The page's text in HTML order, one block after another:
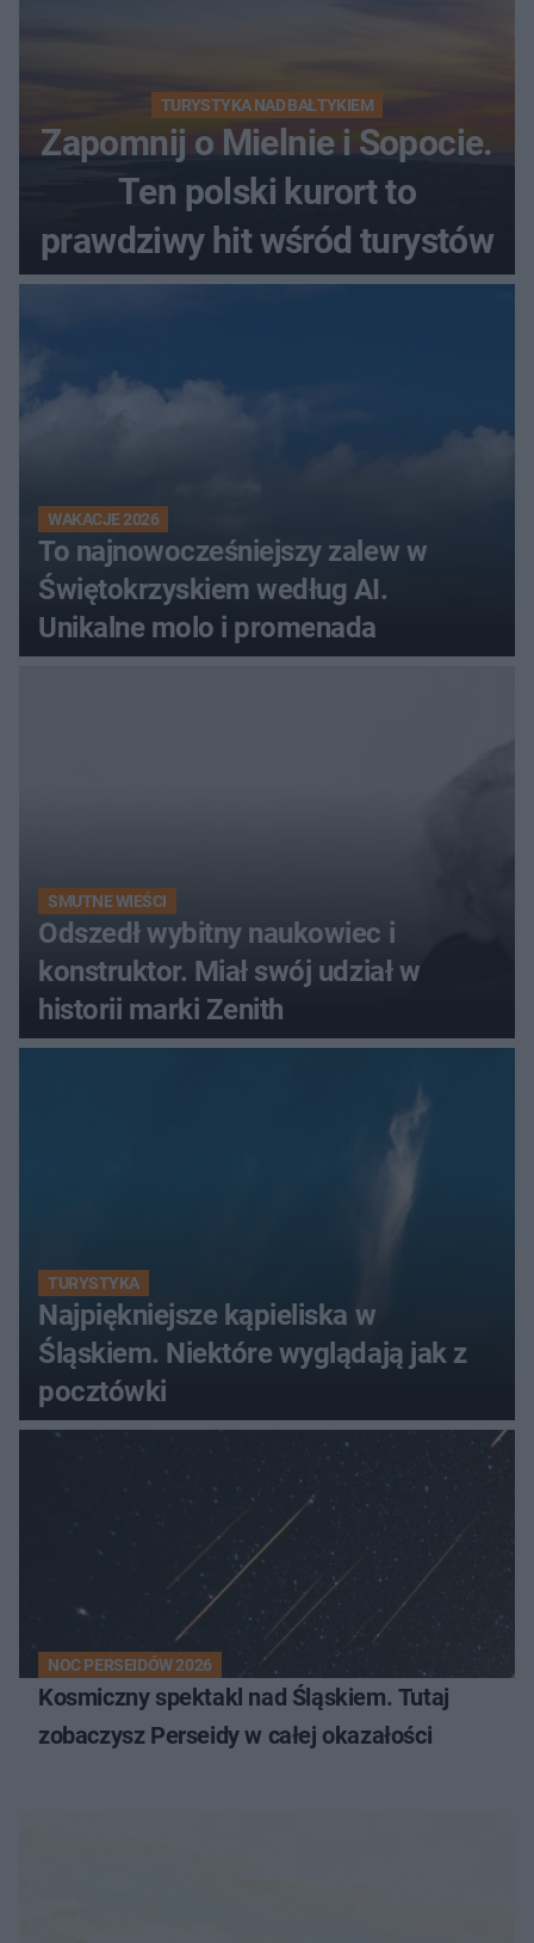
TURYSTYKA NAD BAŁTYKIEM
Zapomnij o Mielnie i Sopocie.
Ten polski kurort to
prawdziwy hit wśród turystów
WAKACJE 2026
To najnowocześniejszy zalew w
Świętokrzyskiem według AI.
Unikalne molo i promenada
SMUTNE WIEŚCI
Odszedł wybitny naukowiec i
konstruktor. Miał swój udział w
historii marki Zenith
TURYSTYKA
Najpiękniejsze kąpieliska w
Śląskiem. Niektóre wyglądają jak z
pocztówki
NOC PERSEIDÓW 2026
Kosmiczny spektakl nad Śląskiem. Tutaj
zobaczysz Perseidy w całej okazałości